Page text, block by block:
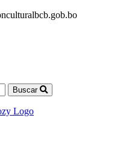
Buscar